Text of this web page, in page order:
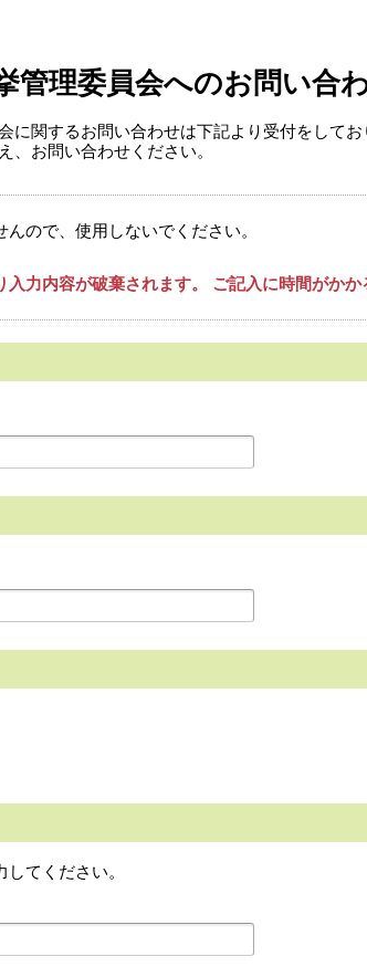
管理委員会へのお問い合
に関するお問い合わせは下記より受付をしてお
、お問い合わせください。
ので、使用しないでください。
力内容が破棄されます。 ご記入に時間がかか
てください。